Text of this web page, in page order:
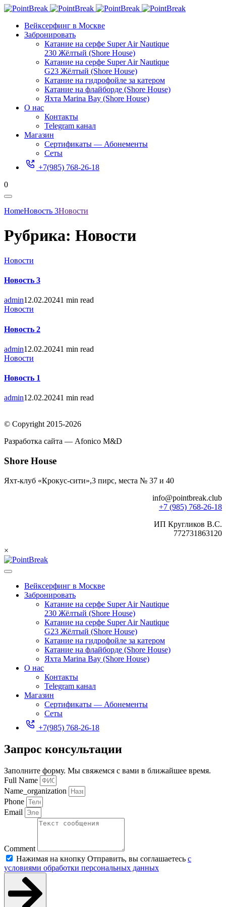
Вейксерфинг в Москве
Забронировать
Катание на серфе Super Air Nautique
230 Жёлтый (Shore House)
Катание на серфе Super Air Nautique
G23 Жёлтый (Shore House)
Катание на гидрофойле за катером
Катание на флайборде (Shore House)
Яхта Marina Bay (Shore House)
О нас
Контакты
Telegram канал
Магазин
Сертификаты — Абонементы
Сеты
+7(985) 768-26-18
0
HomeНовость 3Новости
Рубрика: Новости
Новости
Новость 3
admin12.02.20241 min read
Новости
Новость 2
admin12.02.20241 min read
Новости
Новость 1
admin12.02.20241 min read
© Copyright 2015-2026
Разработка сайта — Afonico M&D
Shore House
Яхт-клуб «Крокус-сити»,3 пирс, места № 37 и 40
info@pointbreak.club
+7 (985) 768-26-18
ИП Кругликов В.С.
772731863120
×
Вейксерфинг в Москве
Забронировать
Катание на серфе Super Air Nautique
230 Жёлтый (Shore House)
Катание на серфе Super Air Nautique
G23 Жёлтый (Shore House)
Катание на гидрофойле за катером
Катание на флайборде (Shore House)
Яхта Marina Bay (Shore House)
О нас
Контакты
Telegram канал
Магазин
Сертификаты — Абонементы
Сеты
+7(985) 768-26-18
Запрос консультации
Заполните форму. Мы свяжемся с вами в ближайшее время.
Full Name
Name_organization
Phone
Email
Comment
Нажимая на кнопку Отправить, вы соглашаетесь с
условиями обработки персональных данных